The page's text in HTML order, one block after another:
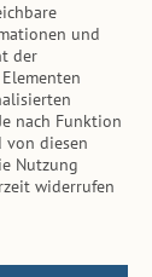
und
der
nach Funktion
von diesen
Nutzung
widerrufen